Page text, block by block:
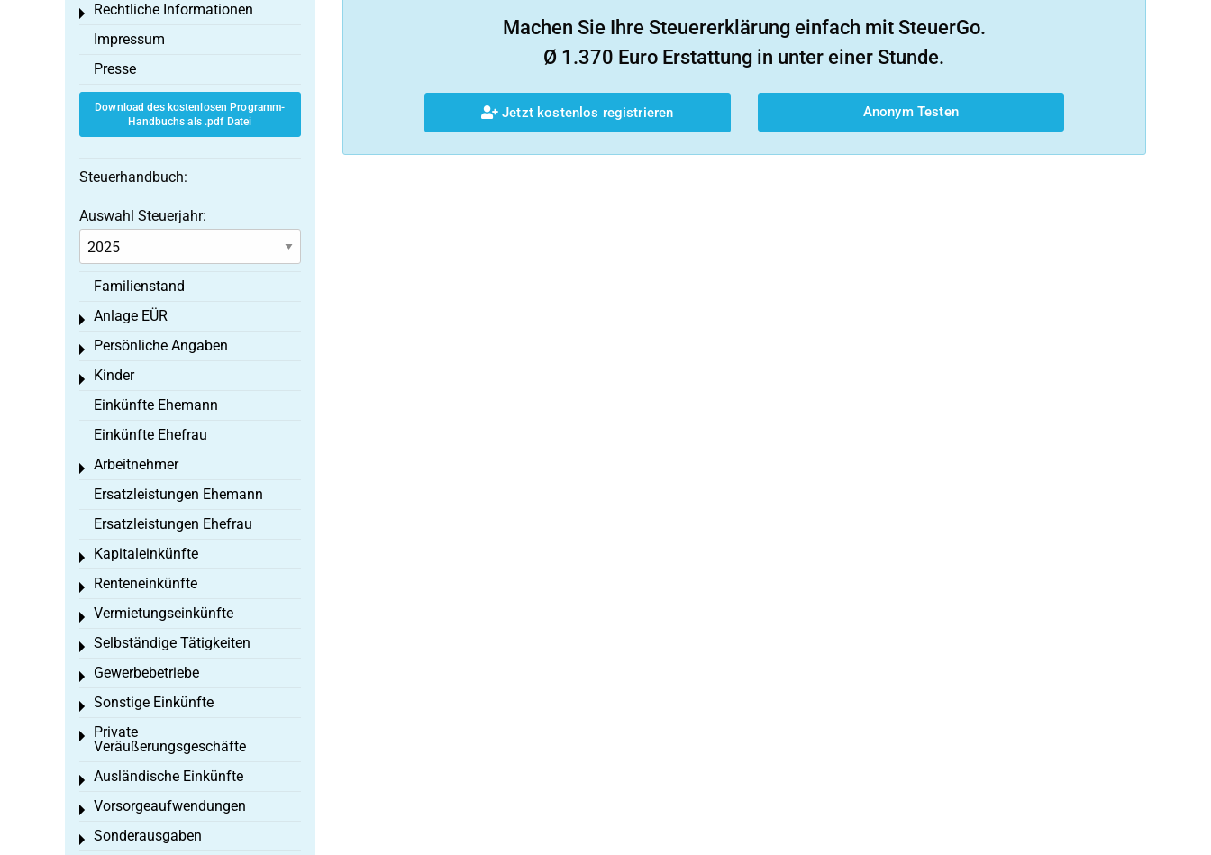
Machen Sie Ihre Steuererklärung einfach mit SteuerGo.
Ø 1.370 Euro Erstattung in unter einer Stunde.
Jetzt kostenlos registrieren Anonym Testen
Rechtliche Informationen
Toggle menu
Impressum
Presse
Download des kostenlosen Programm-
Handbuchs als .pdf Datei
Steuerhandbuch:
Auswahl Steuerjahr:
Familienstand
Anlage EÜR
Toggle menu
Persönliche Angaben
Toggle menu
Kinder
Toggle menu
Einkünfte Ehemann
Einkünfte Ehefrau
Arbeitnehmer
Toggle menu
Ersatzleistungen Ehemann
Ersatzleistungen Ehefrau
Kapitaleinkünfte
Toggle menu
Renteneinkünfte
Toggle menu
Vermietungseinkünfte
Toggle menu
Selbständige Tätigkeiten
Toggle menu
Gewerbebetriebe
Toggle menu
Sonstige Einkünfte
Toggle menu
Private
Veräußerungsgeschäfte
Toggle menu
Ausländische Einkünfte
Toggle menu
Vorsorgeaufwendungen
Toggle menu
Sonderausgaben
Toggle menu